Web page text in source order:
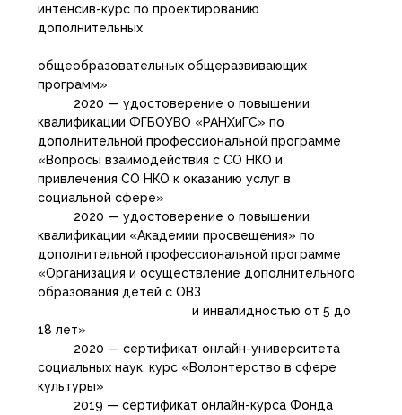
интенсив-курс по проектированию
дополнительных
общеобразовательных общеразвивающих
программ»
2020 — удостоверение о повышении
квалификации ФГБОУВО «РАНХиГС» по
дополнительной профессиональной программе
«Вопросы взаимодействия с СО НКО и
привлечения СО НКО к оказанию услуг в
социальной сфере»
2020 — удостоверение о повышении
квалификации «Академии просвещения» по
дополнительной профессиональной программе
«Организация и осуществление дополнительного
образования детей с ОВЗ
и инвалидностью от 5 до
18 лет»
2020 — сертификат онлайн-университета
социальных наук, курс «Волонтерство в сфере
культуры»
2019 — сертификат онлайн-курса Фонда